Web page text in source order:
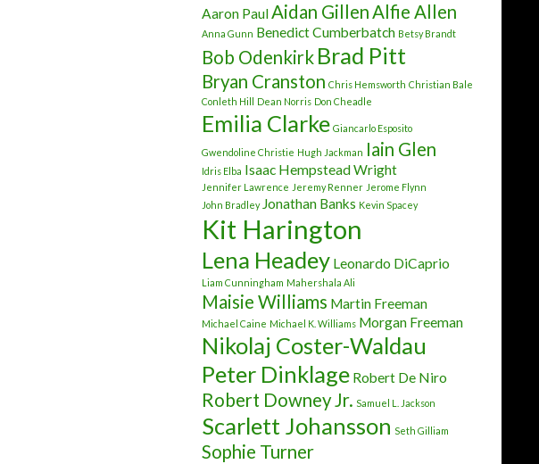
Aaron PaulAidan GillenAlfie Allen
Anna Gunn Benedict Cumberbatch Betsy Brandt
Bob Odenkirk Brad Pitt
Bryan Cranston Chris Hemsworth Christian Bale
Conleth Hill
Dean Norris Don Cheadle
Emilia Clarke Giancarlo Esposito
Gwendoline Christie Hugh Jackman Iain Glen
Idris Elba Isaac Hempstead Wright
Jennifer Lawrence Jeremy Renner Jerome Flynn
John Bradley Jonathan Banks Kevin Spacey
Kit Harington
Lena Headey Leonardo DiCaprio
Liam Cunningham Mahershala Ali
Maisie Williams Martin Freeman
Michael Caine Michael K. Williams Morgan Freeman
Nikolaj Coster-Waldau
Peter Dinklage Robert De Niro
Robert Downey Jr. Samuel L. Jackson
Scarlett Johansson Seth Gilliam
Sophie Turner